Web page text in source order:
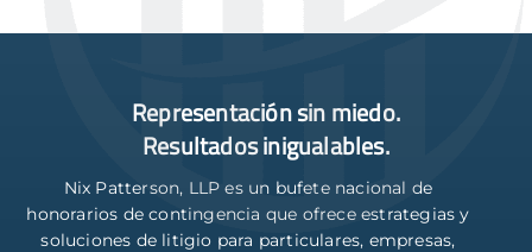
Representación sin miedo.
Resultados inigualables.
Nix Patterson, LLP es un bufete nacional de
honorarios de contingencia que ofrece estrategias y
soluciones de litigio para particulares, empresas,